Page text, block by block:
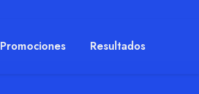
Promociones Resultados